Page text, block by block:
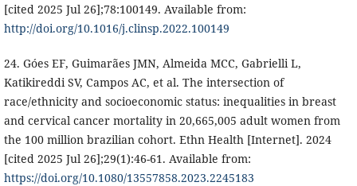
[cited 2025 Jul 26];78:100149. Available from:
http://doi.org/10.1016/j.clinsp.2022.100149
24. Góes EF, Guimarães JMN, Almeida MCC, Gabrielli L,
Katikireddi SV, Campos AC, et al. The intersection of
race/ethnicity and socioeconomic status: inequalities in breast
and cervical cancer mortality in 20,665,005 adult women from
the 100 million brazilian cohort. Ethn Health [Internet]. 2024
[cited 2025 Jul 26];29(1):46-61. Available from:
https://doi.org/10.1080/13557858.2023.2245183